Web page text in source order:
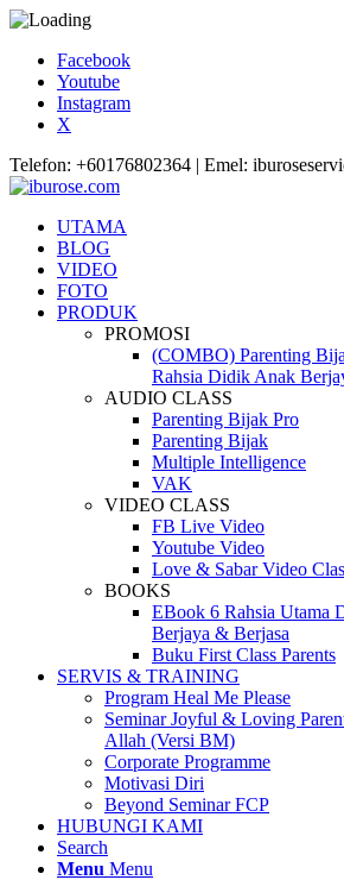
Facebook
Youtube
Instagram
X
Telefon: +60176802364 | Emel:
UTAMA
BLOG
VIDEO
FOTO
PRODUK
PROMOSI
(COMBO) Parenting
Rahsia Didik Anak
AUDIO CLASS
Parenting Bijak Pro
Parenting Bijak
Multiple Intelligence
VAK
VIDEO CLASS
FB Live Video
Youtube Video
Love & Sabar Video
BOOKS
EBook 6 Rahsia Utama
Berjaya & Berjasa
Buku First Class Parents
SERVIS & TRAINING
Program Heal Me Please
Seminar Joyful & Loving
Allah (Versi BM)
Corporate Programme
Motivasi Diri
Beyond Seminar FCP
HUBUNGI KAMI
Search
Menu Menu